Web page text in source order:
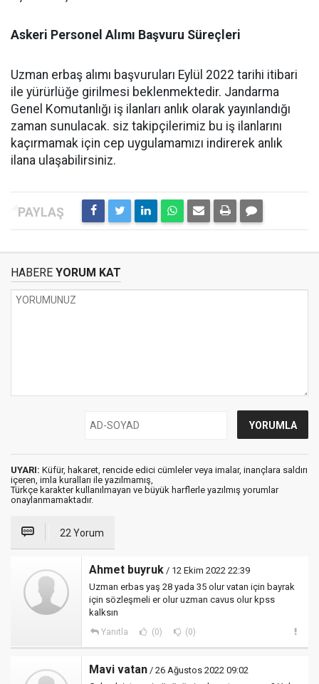
Askeri Personel Alımı Başvuru Süreçleri
Uzman erbaş alımı başvuruları Eylül 2022 tarihi itibari
ile yürürlüğe girilmesi beklenmektedir. Jandarma
Genel Komutanlığı iş ilanları anlık olarak yayınlandığı
zaman sunulacak. siz takipçilerimiz bu iş ilanlarını
kaçırmamak için cep uygulamamızı indirerek anlık
ilana ulaşabilirsiniz.
HABERE YORUM KAT
UYARI: Küfür, hakaret, rencide edici cümleler veya imalar, inançlara saldırı
içeren, imla kuralları ile yazılmamış,
Türkçe karakter kullanılmayan ve büyük harflerle yazılmış yorumlar
onaylanmamaktadır.
22 Yorum
Ahmet buyruk / 12 Ekim 2022 22:39
Uzman erbas yaş 28 yada 35 olur vatan için bayrak
için sözleşmeli er olur uzman cavus olur kpss
kalksın
Yanıtla (0) (0)
Mavi vatan / 26 Ağustos 2022 09:02